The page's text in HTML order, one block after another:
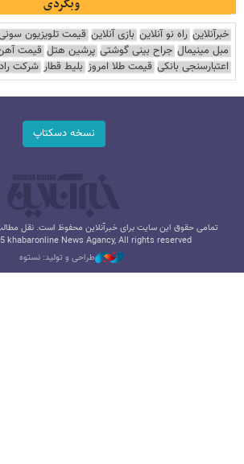
خبرآنلاین راه نو آنلاین بازی آنلاین قیمت تلویزیون
مبل مینیمال جراح بینی گوشتی پرشین هتل قیمت آهن
اعتبارسنجی بانکی قیمت طلا امروز بلیط قطار شرکت
نسخه دسکتاپ
تمامی حقوق این سایت برای خبرآنلاین محفوظ است. نقل
khabaronline News Agancy, All rights reserved
طراحی و تولید: نستوه